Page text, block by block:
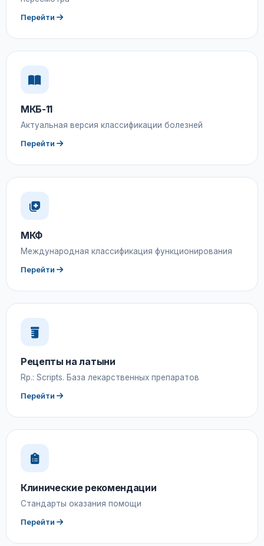
Перейти
МКБ-11
Актуальная версия классификации болезней
Перейти
МКФ
Международная классификация функционирования
Перейти
Рецепты на латыни
Rp.: Scripts. База лекарственных препаратов
Перейти
Клинические рекомендации
Стандарты оказания помощи
Перейти